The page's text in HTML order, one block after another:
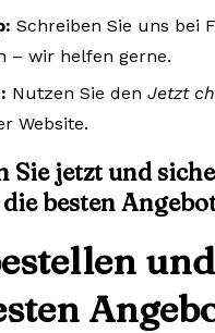
Schreiben Sie uns bei
– wir helfen gerne.
Nutzen Sie den Jetzt
Website.
Sie jetzt und
die besten